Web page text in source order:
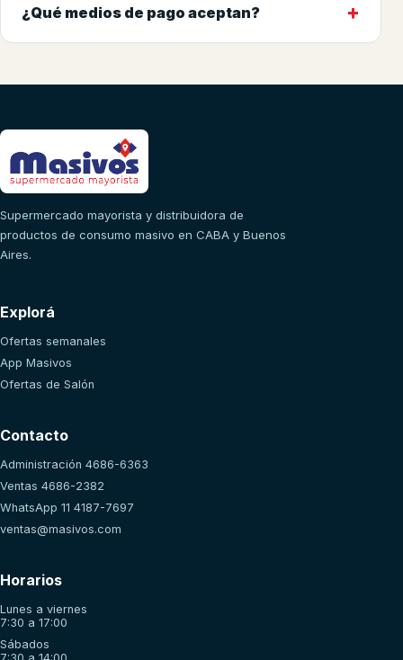
¿Qué medios de pago aceptan? +
Supermercado mayorista y distribuidora de
productos de consumo masivo en CABA y Buenos
Aires.
Explorá
Ofertas semanales
App Masivos
Ofertas de Salón
Contacto
Administración 4686-6363
Ventas 4686-2382
WhatsApp 11 4187-7697
ventas@masivos.com
Horarios
Lunes a viernes
7:30 a 17:00
Sábados